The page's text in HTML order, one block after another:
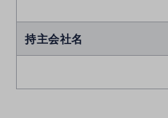
持主会社名